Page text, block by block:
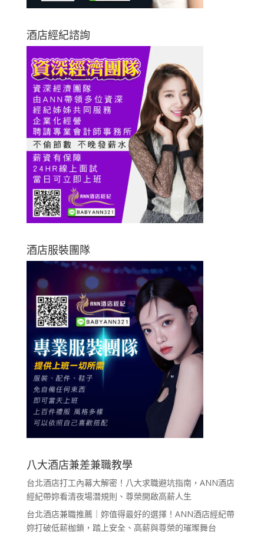
酒店經紀諮詢
酒店服裝團隊
八大酒店兼差兼職教學
台北酒店打工內幕大解密！八大求職避坑指南，ANN酒店
經紀帶妳看清夜場潛規則、尊榮開啟高薪人生
台北酒店兼職推薦｜妳值得最好的選擇！ANN酒店經紀帶
妳打破低薪枷鎖，踏上安全、高薪與尊榮的璀璨舞台